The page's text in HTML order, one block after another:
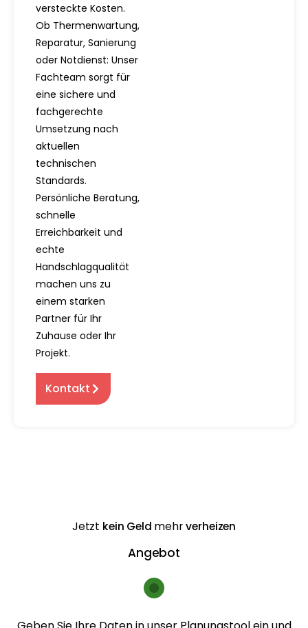
versteckte Kosten.
Ob Thermenwartung,
Reparatur, Sanierung
oder Notdienst: Unser
Fachteam sorgt für
eine sichere und
fachgerechte
Umsetzung nach
aktuellen
technischen
Standards.
Persönliche Beratung,
schnelle
Erreichbarkeit und
echte
Handschlagqualität
machen uns zu
einem starken
Partner für Ihr
Zuhause oder Ihr
Projekt.
Kontakt
Jetzt kein Geld mehrverheizen
Angebot